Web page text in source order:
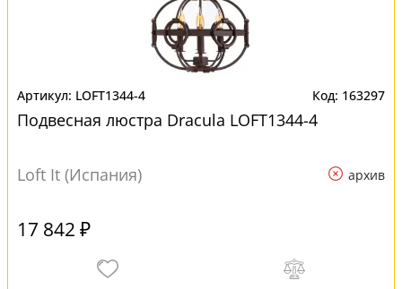
LOFT1344-4 163297
Подвесная люстра Dracula LOFT1344-4
Loft It (Испания) архив
17 842 ₽